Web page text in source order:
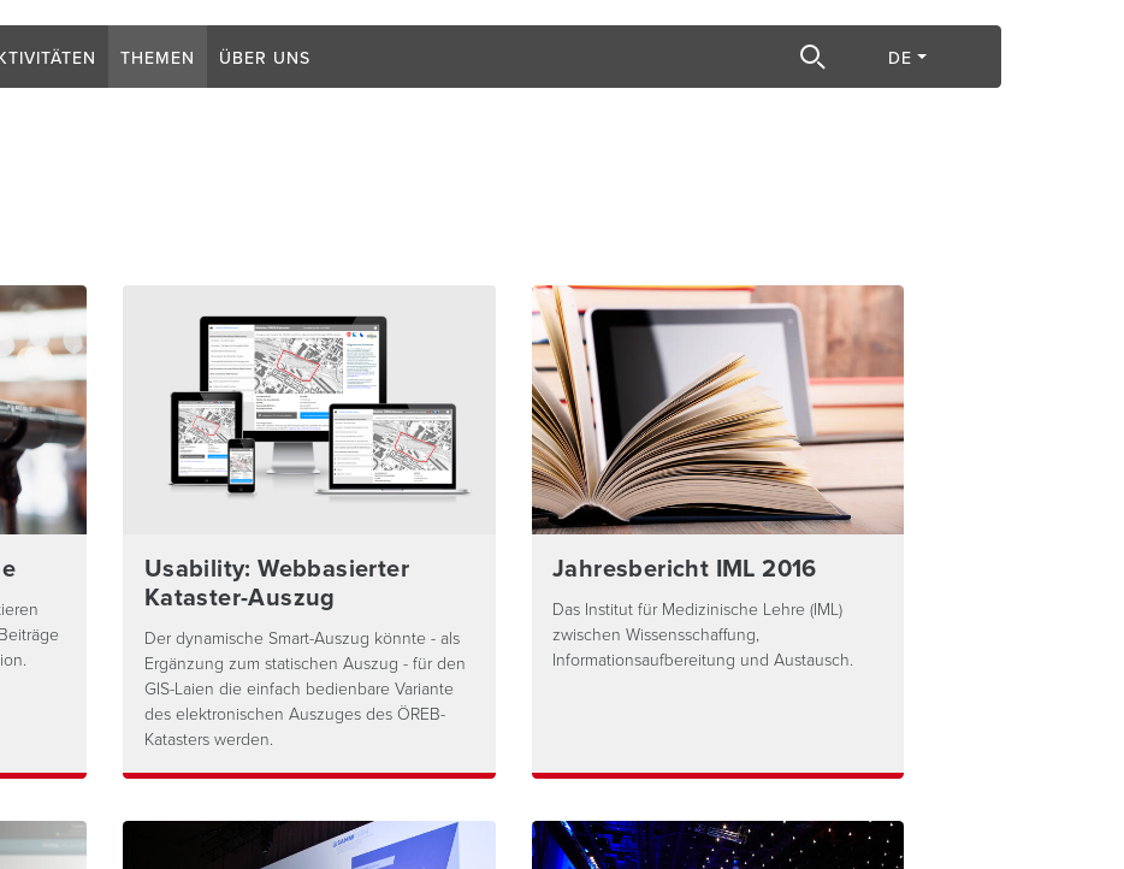
THEMEN ÜBER UNS
DE
Usability: Webbasierter
Kataster-Auszug
Der dynamische Smart-Auszug könnte - als
Ergänzung zum statischen Auszug - für den
GIS-Laien die einfach bedienbare Variante
des elektronischen Auszuges des ÖREB-
Katasters werden.
Jahresbericht IML 2016
Das Institut für Medizinische Lehre (IML)
zwischen Wissensschaffung,
Informationsaufbereitung und Austausch.